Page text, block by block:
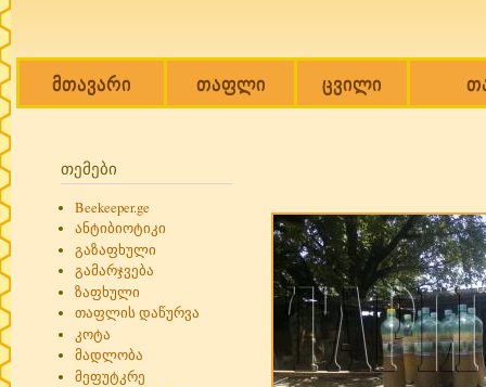
Main menu
მთავარი თაფლი ცვილი
თემები
Beekeeper.ge
ანტიბიოტიკი
გაზაფხული
გამარჯვება
ზაფხული
თაფლის დაწურვა
კოტა
მადლობა
მეფუტკრე